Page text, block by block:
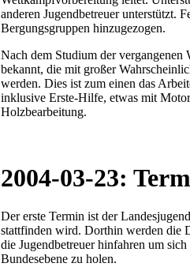
anderen Jugendbetreuer unterstützt.
Bergungsgruppen hinzugezogen.
Nach dem Studium der
bekannt, die mit großer
werden. Dies ist zum einen das
inklusive Erste-Hilfe, etwas mit
Holzbearbeitung.
2004-03-23:
Der erste Termin ist der
stattfinden wird. Dorthin werden die
die Jugendbetreuer hinfahren um
Bundesebene zu holen.